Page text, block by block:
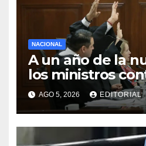
NACIONAL
A un año de la
los ministros
modo de prueba
AGO 5, 2026 EDITORIAL